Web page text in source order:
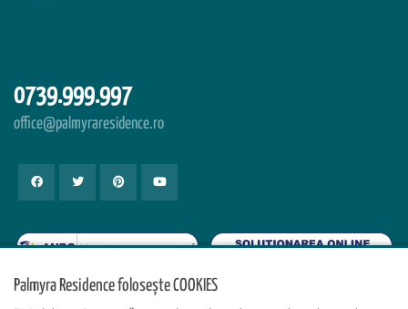
0739.999.997
office@palmyraresidence.ro
Palmyra Residence folosește COOKIES